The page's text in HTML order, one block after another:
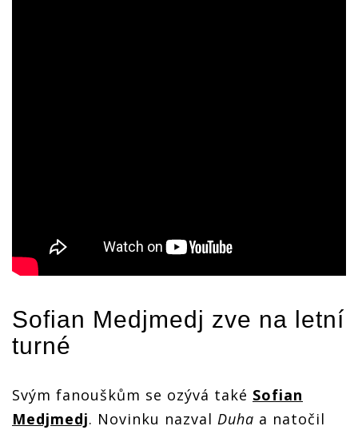
Sofian Medjmedj zve na letní
turné
Svým fanouškům se ozývá také Sofian
Medjmedj. Novinku nazval Duha a natočil